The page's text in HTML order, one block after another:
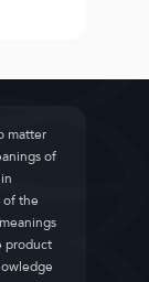
matter
of
the
product